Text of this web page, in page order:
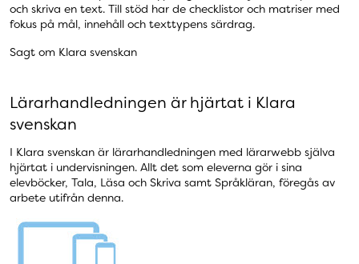
och skriva en text. Till stöd har de checklistor och matriser med
fokus på mål, innehåll och texttypens särdrag.
Sagt om Klara svenskan
Lärarhandledningen är hjärtat i Klara
svenskan
I Klara svenskan är lärarhandledningen med lärarwebb själva
hjärtat i undervisningen. Allt det som eleverna gör i sina
elevböcker, Tala, Läsa och Skriva samt Språkläran, föregås av
arbete utifrån denna.